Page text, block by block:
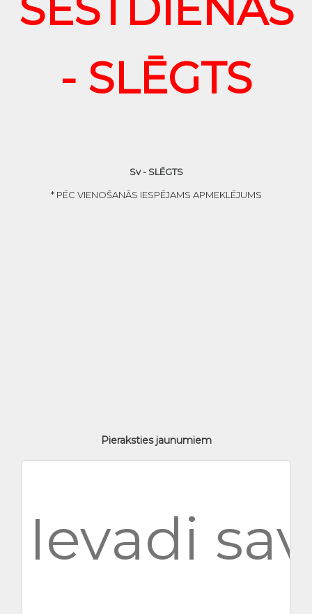
- SLĒGTS
Sv - SLĒGTS
* PĒC VIENOŠANĀS IESPĒJAMS APMEKLĒJUMS
Pieraksties jaunumiem